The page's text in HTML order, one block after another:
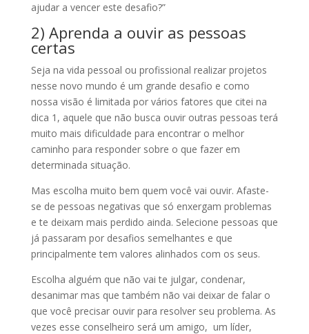
ajudar a vencer este desafio?”
2) Aprenda a ouvir as pessoas
certas
Seja na vida pessoal ou profissional realizar projetos
nesse novo mundo é um grande desafio e como
nossa visão é limitada por vários fatores que citei na
dica 1, aquele que não busca ouvir outras pessoas terá
muito mais dificuldade para encontrar o melhor
caminho para responder sobre o que fazer em
determinada situação.
Mas escolha muito bem quem você vai ouvir. Afaste-
se de pessoas negativas que só enxergam problemas
e te deixam mais perdido ainda. Selecione pessoas que
já passaram por desafios semelhantes e que
principalmente tem valores alinhados com os seus.
Escolha alguém que não vai te julgar, condenar,
desanimar mas que também não vai deixar de falar o
que você precisar ouvir para resolver seu problema. As
vezes esse conselheiro será um amigo, um líder,